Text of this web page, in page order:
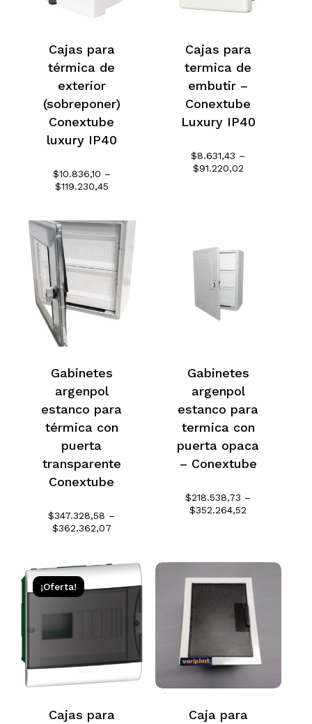
No hay productos en el
Cajas para
térmica de
exterior
(sobreponer)
Conextube
luxury IP40
$10.836,10 –
$119.230,45Rango
desde
$10.836,10
hasta
$119.230,45
Cajas para
termica de
embutir –
Conextube
Luxury IP40
$8.631,43 –
$91.220,02Rango
Gabinetes
argenpol
estanco para
térmica con
puerta
transparente
Conextube
$347.328,58 –
$362.362,07Rango
desde
$347.328,58
hasta
$362.362,07
Gabinetes
argenpol
estanco para
termica con
puerta opaca
– Conextube
$218.538,73 –
$352.264,52
$352.264,52
¡Oferta!
Cajas para
Caja para